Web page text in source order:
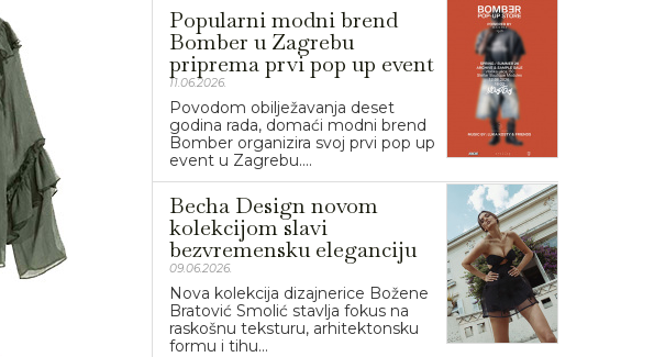
Popularni modni brend
Bomber u Zagrebu
priprema prvi pop up event
11.06.2026.
Povodom obilježavanja deset
godina rada, domaći modni brend
Bomber organizira svoj prvi pop up
event u Zagrebu....
Becha Design novom
kolekcijom slavi
bezvremensku eleganciju
09.06.2026.
Nova kolekcija dizajnerice Božene
Bratović Smolić stavlja fokus na
raskošnu teksturu, arhitektonsku
formu i tihu...